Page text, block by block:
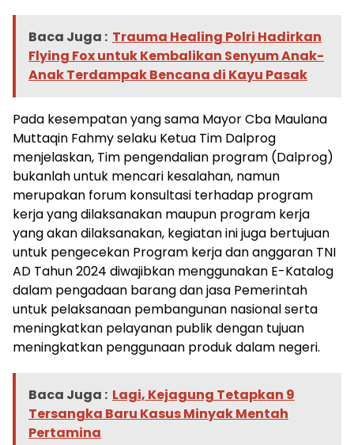
Baca Juga : Trauma Healing Polri Hadirkan
Flying Fox untuk Kembalikan Senyum Anak-
Anak Terdampak Bencana di Kayu Pasak
Pada kesempatan yang sama Mayor Cba Maulana
Muttaqin Fahmy selaku Ketua Tim Dalprog
menjelaskan, Tim pengendalian program (Dalprog)
bukanlah untuk mencari kesalahan, namun
merupakan forum konsultasi terhadap program
kerja yang dilaksanakan maupun program kerja
yang akan dilaksanakan, kegiatan ini juga bertujuan
untuk pengecekan Program kerja dan anggaran TNI
AD Tahun 2024 diwajibkan menggunakan E-Katalog
dalam pengadaan barang dan jasa Pemerintah
untuk pelaksanaan pembangunan nasional serta
meningkatkan pelayanan publik dengan tujuan
meningkatkan penggunaan produk dalam negeri.
Baca Juga : Lagi, Kejagung Tetapkan 9
Tersangka Baru Kasus Minyak Mentah
Pertamina